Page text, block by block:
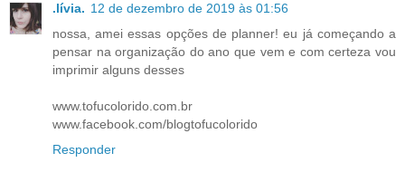
.lívia. 12 de dezembro de 2019 às 01:56
nossa, amei essas opções de planner! eu já começando a
pensar na organização do ano que vem e com certeza vou
imprimir alguns desses
www.tofucolorido.com.br
www.facebook.com/blogtofucolorido
Responder